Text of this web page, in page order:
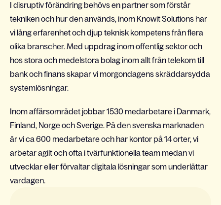
I disruptiv förändring behövs en partner som förstår
tekniken och hur den används, inom Knowit Solutions har
vi lång erfarenhet och djup teknisk kompetens från flera
olika branscher. Med uppdrag inom offentlig sektor och
hos stora och medelstora bolag inom allt från telekom till
bank och finans skapar vi morgondagens skräddarsydda
systemlösningar.
Inom affärsområdet jobbar 1530 medarbetare i Danmark,
Finland, Norge och Sverige. På den svenska marknaden
är vi ca 600 medarbetare och har kontor på 14 orter, vi
arbetar agilt och ofta i tvärfunktionella team medan vi
utvecklar eller förvaltar digitala lösningar som underlättar
vardagen.